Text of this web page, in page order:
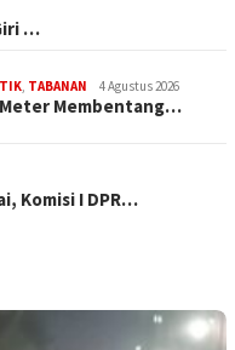
…
TABANAN 4 Agustus 2026
Membentang…
Komisi I DPR…